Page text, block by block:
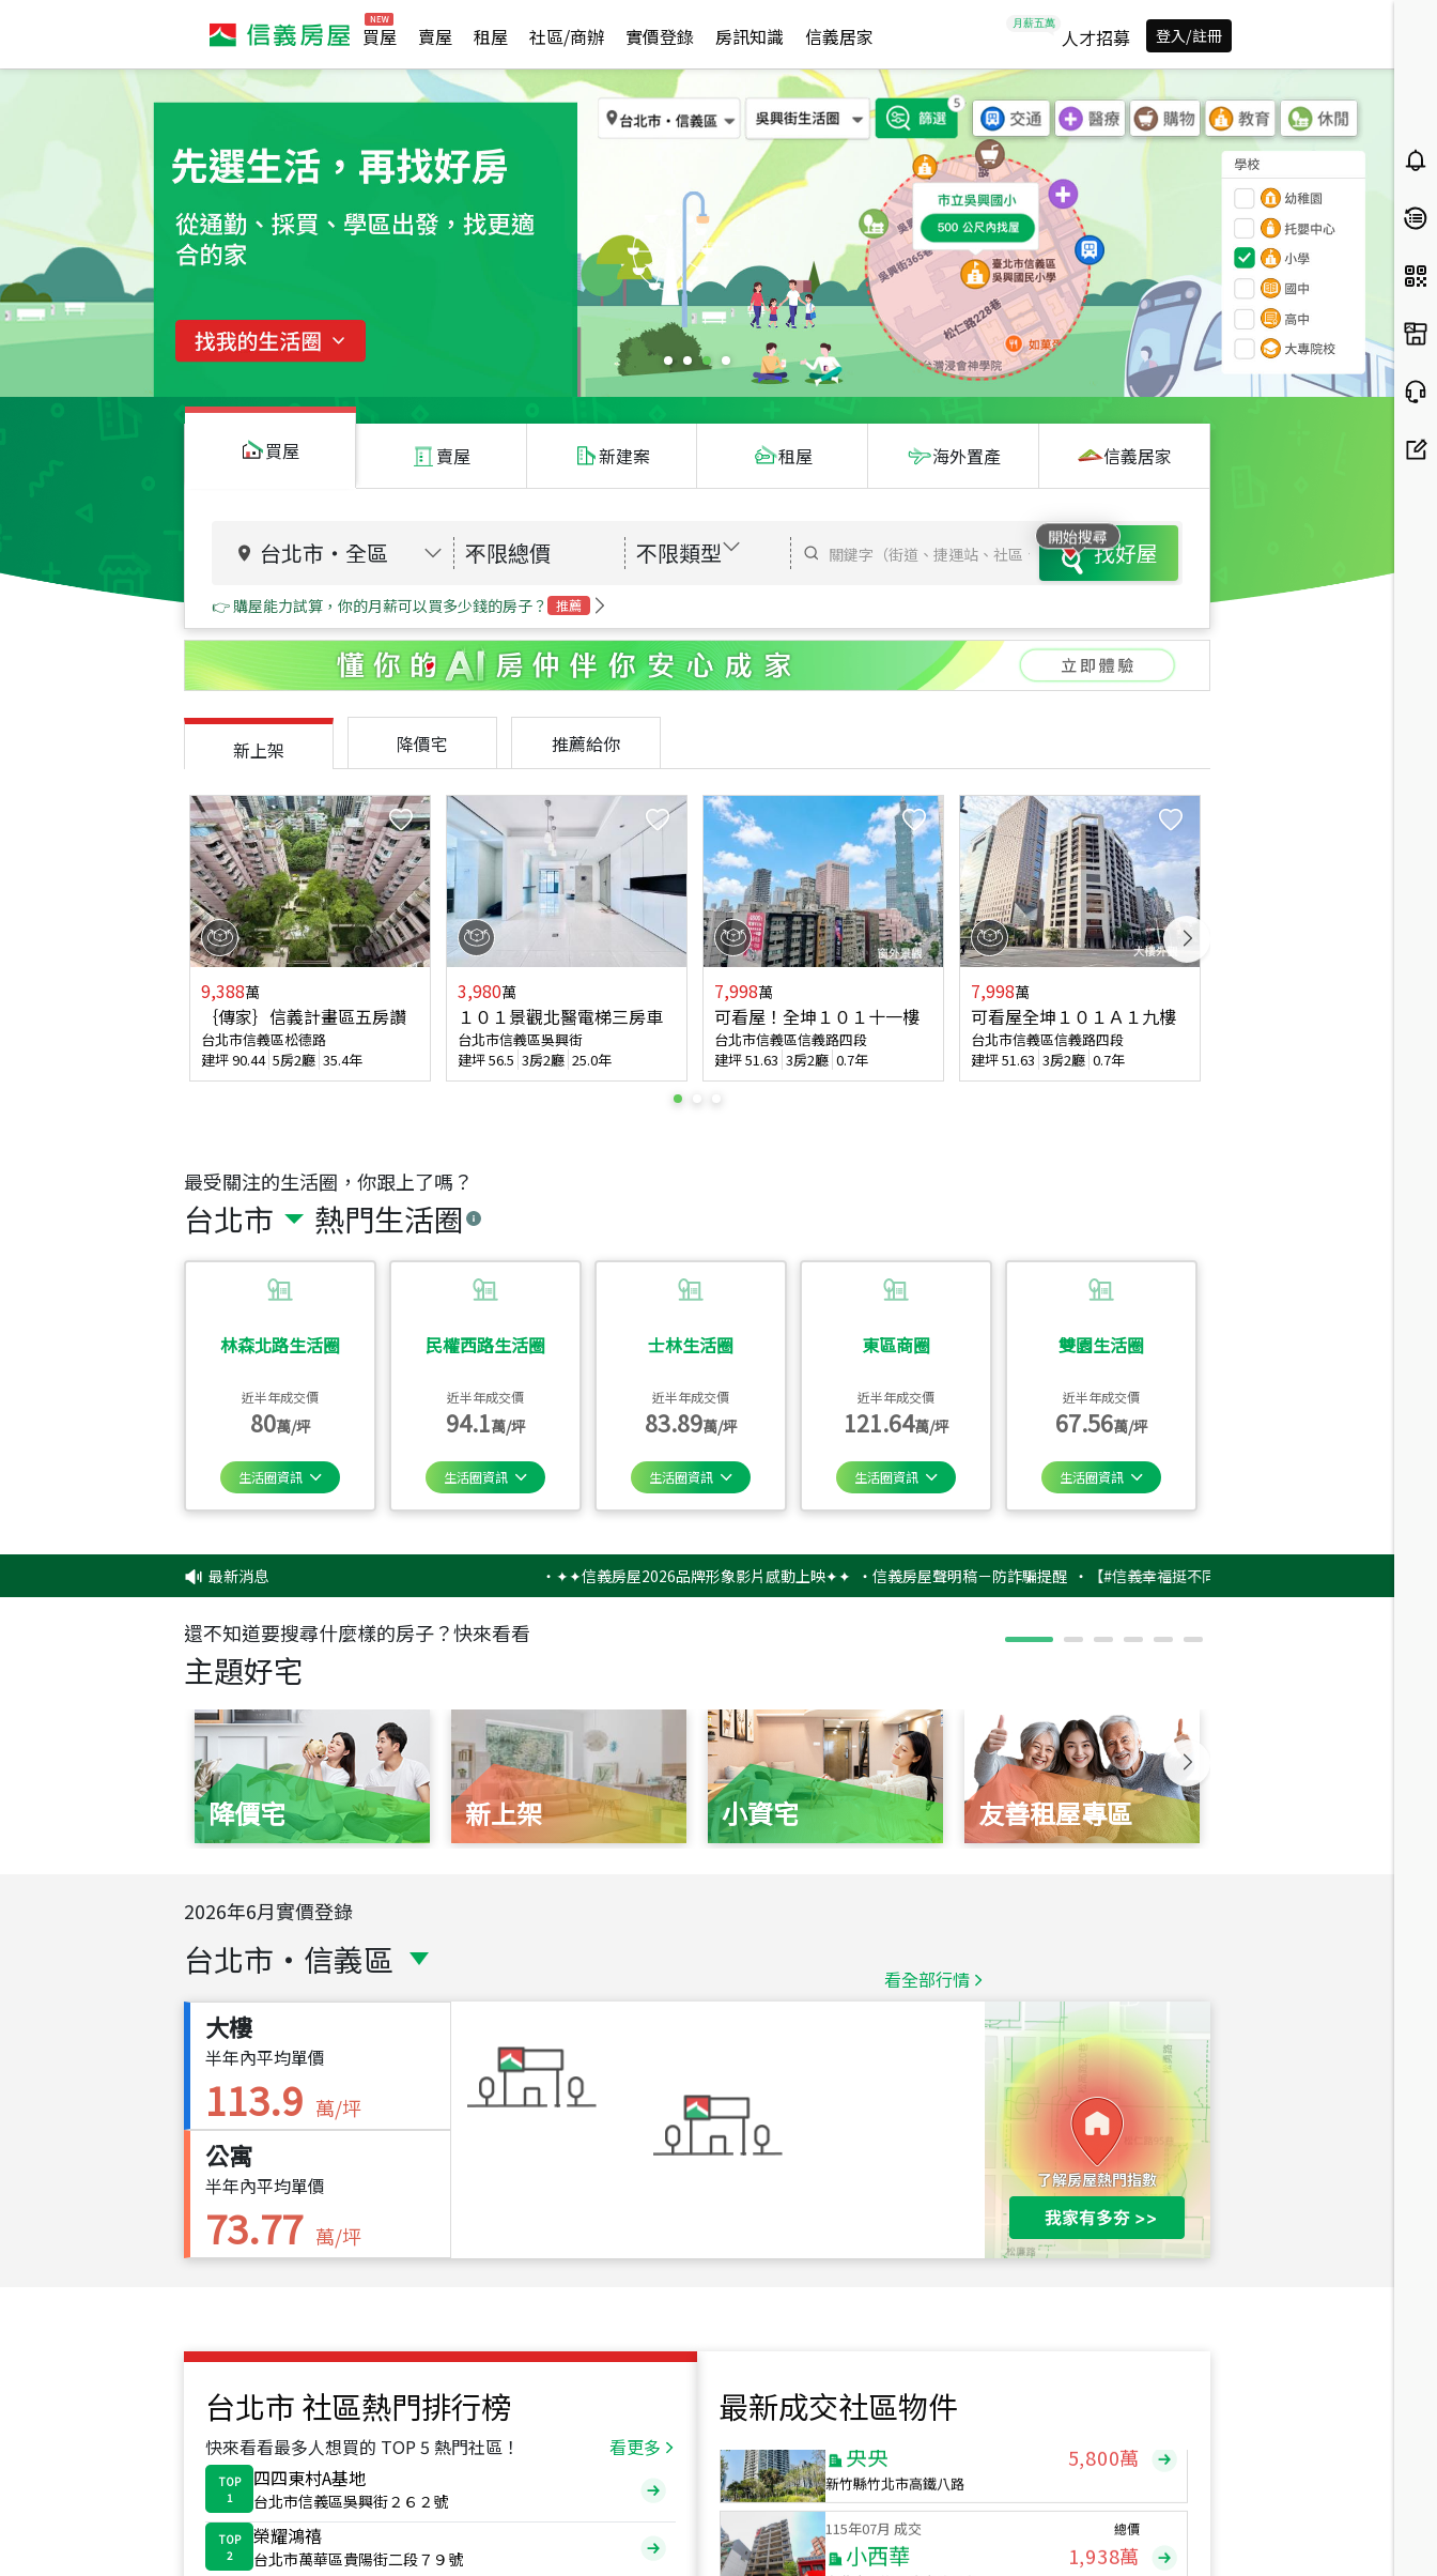
買屋 賣屋 租屋 社區/商辦 實價登錄 房訊知識 信義居家 人才招募 登入/註冊
買屋 賣屋 新建案 租屋 海外置產 信義居家
台北市 ・ 全區 不限總價 不限類型 開始搜尋找好屋
👉 購屋能力試算，你的月薪可以買多少錢的房子？ 推薦
最受關注的生活圈，你跟上了嗎？
台北市 熱門生活圈
林森北路生活圈
近半年成交價
80萬/坪
生活圈資訊
民權西路生活圈
近半年成交價
94.1萬/坪
生活圈資訊
士林生活圈
近半年成交價
83.89萬/坪
生活圈資訊
東區商圈
近半年成交價
121.64萬/坪
生活圈資訊
雙園生活圈
近半年成交價
67.56萬/坪
生活圈資訊
新上架 降價宅 推薦給你
9,388萬
｛傳家｝信義計畫區五房讚
台北市信義區松德路
建坪90.44 5房2廳 35.4年
3,980萬
１０１景觀北醫電梯三房車
台北市信義區吳興街
建坪56.5 3房2廳 25.0年
7,998萬
可看屋！全坤１０１十一樓
台北市信義區信義路四段
建坪51.63 3房2廳 0.7年
7,998萬
可看屋全坤１０１Ａ１九樓
台北市信義區信義路四段
建坪51.63 3房2廳 0.7年
最新消息 ✦✦信義房屋2026品牌形象影片感動上映✦✦ ‧信義房屋聲明稿－防詐騙提醒 ‧【#信義幸福挺不同】用實力，讓升職免抽號碼牌！最新雇
還不知道要搜尋什麼樣的房子？快來看看
主題好宅
降價宅 新上架 小資宅 友善租屋專區
2026年6月實價登錄
台北市 ・ 信義區 看全部行情
大樓
半年內平均單價
113.9 萬/坪
公寓
半年內平均單價
73.77 萬/坪
台北市 社區熱門排行榜
快來看看最多人想買的 TOP 5 熱門社區！ 看更多
TOP
1
四四東村A基地
台北市信義區吳興街２６２號
TOP
2
榮耀鴻禧
台北市萬華區貴陽街二段７９號
最新成交社區物件
總價
1,020萬
總價
490萬
新竹市新竹市慈祥路
總價
1,808萬
115年07月 成交
央央
新竹縣竹北市高鐵八路
115年07月 成交
小西華
台北市內湖區康寧路三段
總價
1,938萬